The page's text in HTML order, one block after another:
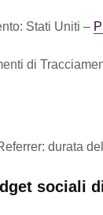
Stati Uniti –
di
durata
sociali